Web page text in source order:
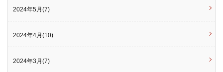
2024年5月(7)
2024年4月(10)
2024年3月(7)